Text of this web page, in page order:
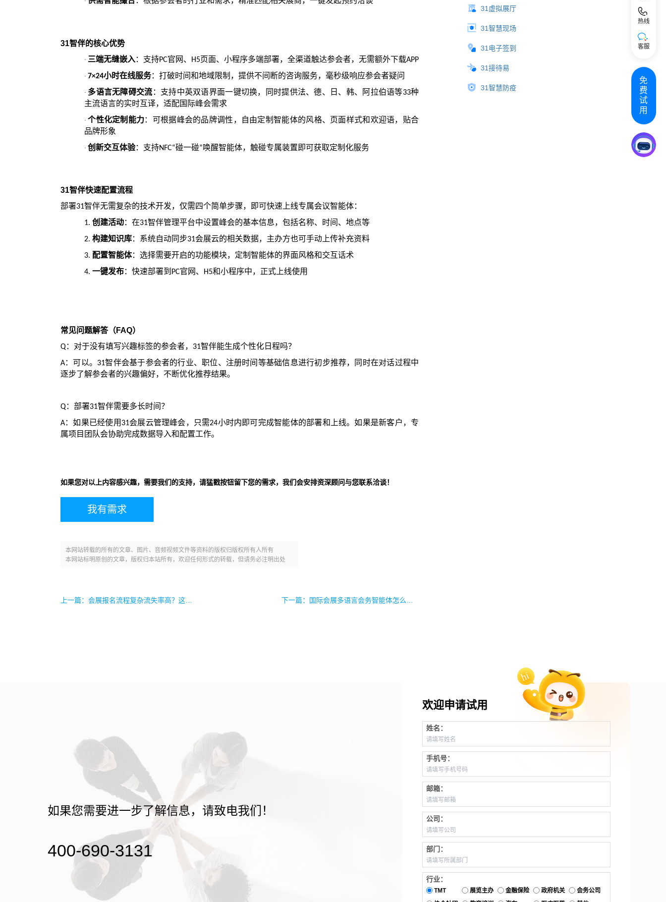
31智伴的核心优势
· 三端无缝嵌入：支持PC官网、 H5页面、小程序多端部署，全渠道触达参会者，无需额外下载APP
· 7×24小时在线服务：打破时间和地域限制，提供不间断的咨询服务，毫秒级响应参会者疑问
· 多语言无障碍交流 ：支持中英双语界面一键切换，同时提供法、德、日、韩、阿拉伯语等33种
主流语言的实时互译，适配国际峰会需求
·个性化定制能力：可根据峰会的品牌调性，自由定制智能体的风格、页面样式和欢迎语，贴合
品牌形象
· 创新交互体验：支持NFC“碰一碰”唤醒智能体，触碰专属装置即可获取定制化服务
31智伴快速配置流程
部署31智伴无需复杂的技术开发，仅需四个简单步骤，即可快速上线专属会议智能体：
1. 创建活动：在31智伴管理平台中设置峰会的基本信息，包括名称、时间、地点等
2. 构建知识库：系统自动同步31会展云的相关数据，主办方也可手动上传补充资料
3. 配置智能体：选择需要开启的功能模块，定制智能体的界面风格和交互话术
4. 一键发布：快速部署到 PC官网、 H5和小程序中，正式上线使用
常见问题解答（ FAQ）
Q：对于没有填写兴趣标签的参会者， 31智伴能生成个性化日程吗？
A：可以。 31智伴会基于参会者的行业、职位、注册时间等基础信息进行初步推荐，同时在对话过程中
逐步了解参会者的兴趣偏好，不断优化推荐结果。
Q：部署31智伴需要多长时间？
A：如果已经使用 31会展云管理峰会，只需24小时内即可完成智能体的部署和上线。如果是新客户，专
属项目团队会协助完成数据导入和配置工作。
如果您对以上内容感兴趣，需要我们的支持，请猛戳按钮留下您的需求，我们会安排资深顾问与您联系洽谈！
我有需求
本网站转载的所有的文章、图片、音频视频文件等资料的版权归版权所有人所有
本网站标明原创的文章，版权归本站所有，欢迎任何形式的转载，但请务必注明出处
31虚拟展厅
31智慧现场
31电子签到
31接待易
31智慧防疫
如果您需要进一步了解信息，请致电我们！
400-690-3131
欢迎申请试用
姓名：
手机号：
邮箱：
公司：
部门：
行业：
TMT 展览主办 金融保险 政府机关
会务公司
热线
客服
免
费
试
用